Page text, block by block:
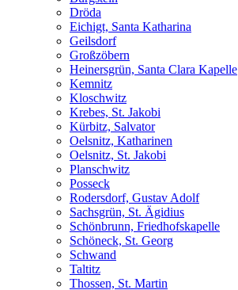
Dröda
Eichigt, Santa Katharina
Geilsdorf
Großzöbern
Heinersgrün, Santa Clara Kapelle
Kemnitz
Kloschwitz
Krebes, St. Jakobi
Kürbitz, Salvator
Oelsnitz, Katharinen
Oelsnitz, St. Jakobi
Planschwitz
Posseck
Rodersdorf, Gustav Adolf
Sachsgrün, St. Ägidius
Schönbrunn, Friedhofskapelle
Schöneck, St. Georg
Schwand
Taltitz
Thossen, St. Martin